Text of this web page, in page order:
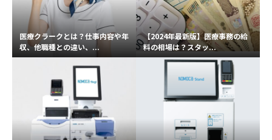
医療クラークとは？仕事内容や年
収、他職種との違い、...
【2024年最新版】医療事務の給
料の相場は？スタッ...